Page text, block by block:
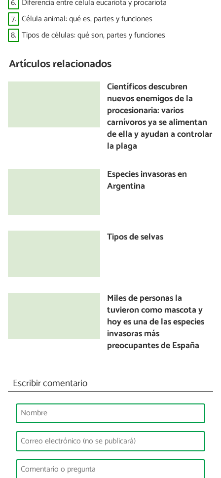
7. Célula animal: qué es, partes y funciones
8. Tipos de células: qué son, partes y funciones
Artículos relacionados
Científicos descubren
nuevos enemigos de la
procesionaria: varios
carnívoros ya se alimentan
de ella y ayudan a controlar
la plaga
Especies invasoras en
Argentina
Tipos de selvas
Miles de personas la
tuvieron como mascota y
hoy es una de las especies
invasoras más
preocupantes de España
Escribir comentario